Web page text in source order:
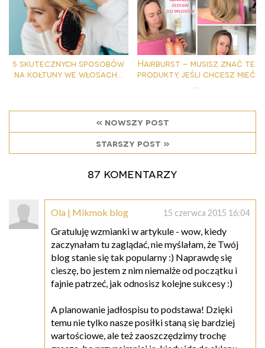
5 skutecznych sposobów
na kołtuny we włosach...
Hairburst - musisz znać te
produkty, jeśli chcesz mieć
« nowszy post
starszy post »
87 komentarzy
Ola | Mikmok blog 15 czerwca 2015 16:04
Gratuluję wzmianki w artykule - wow, kiedy
zaczynałam tu zaglądać, nie myślałam, że Twój
blog stanie się tak popularny :) Naprawdę się
cieszę, bo jestem z nim niemalże od początku i
fajnie patrzeć, jak odnosisz kolejne sukcesy :)
A planowanie jadłospisu to podstawa! Dzięki
temu nie tylko nasze posiłki staną się bardziej
wartościowe, ale też zaoszczędzimy trochę